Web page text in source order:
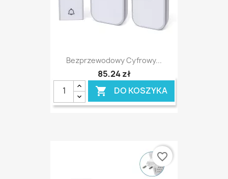
Bezprzewodowy Cyfrowy...
85,24 zł
 DO KOSZYKA
favorite_border